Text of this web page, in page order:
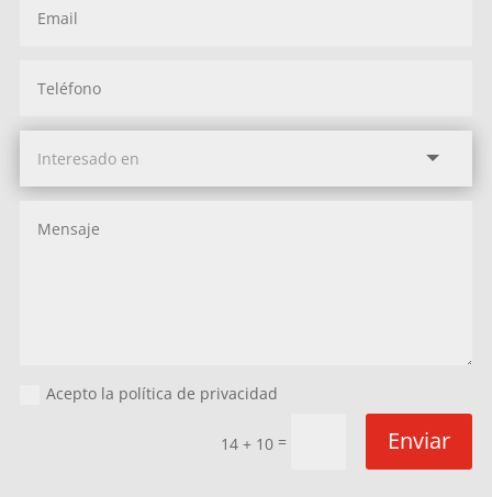
Acepto la política de privacidad
14 + 10 = Enviar